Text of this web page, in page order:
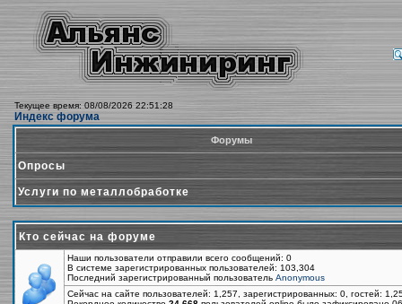
Текущее время: 08/08/2026 22:51:28
Индекс форума
Форумы
Опросы
Услуги по металлобработке
Кто сейчас на форуме
Наши пользователи отправили всего сообщений: 0
В системе зарегистрированных пользователей: 103,304
Последний зарегистрированный пользователь Anonymous
Сейчас на сайте пользователей: 1,257, зарегистрированных: 0, гостей: